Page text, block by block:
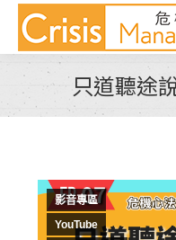
只道聽途
影音專區
YouTube